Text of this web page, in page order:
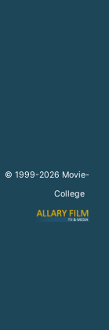
© 1999-2026 Movie-
College